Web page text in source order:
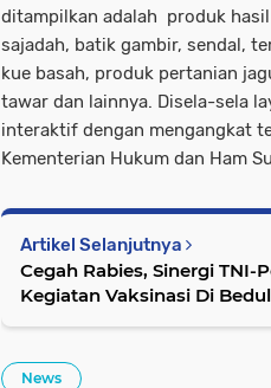
ditampilkan adalah produk
sajadah, batik gambir, sendal,
kue basah, produk pertanian
tawar dan lainnya. Disela-sela
interaktif dengan mengangkat
Kementerian Hukum dan Ham
Artikel Selanjutnya
Cegah Rabies, Sinergi
Kegiatan Vaksinasi Di
News